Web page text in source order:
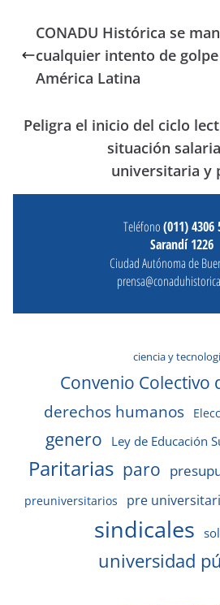
CONADU Histórica se
cualquier intento de
América Latina
Peligra el inicio del ciclo
situación
universitaria y
Teléfono(011) 4306
Sarandí 1226
Ciudad Autónoma de
ciencia y
Convenio Colectivo
derechos humanos
genero Ley de Educación
Paritarias paro
preuniversitarios pre
sindicales
universidad